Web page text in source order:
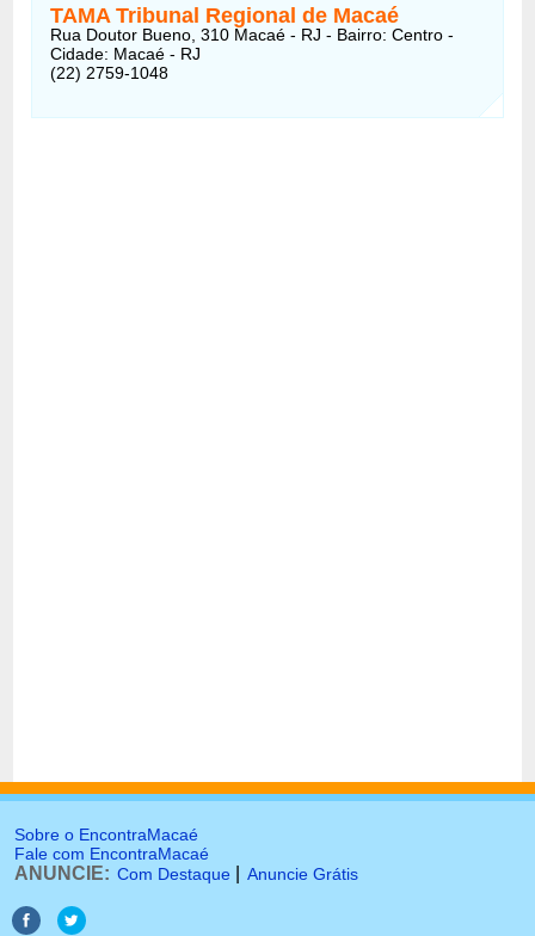
TAMA Tribunal Regional de Macaé
Rua Doutor Bueno, 310 Macaé - RJ - Bairro: Centro -
Cidade: Macaé - RJ
(22) 2759-1048
Sobre o EncontraMacaé
Fale com EncontraMacaé
ANUNCIE: Com Destaque Anuncie Grátis